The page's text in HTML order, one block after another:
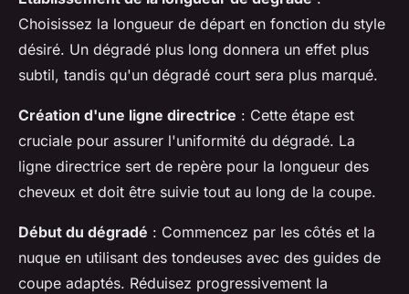
Choisissez la longueur de départ en fonction du style
désiré. Un dégradé plus long donnera un effet plus
subtil, tandis qu'un dégradé court sera plus marqué.
Création d'une ligne directrice : Cette étape est
cruciale pour assurer l'uniformité du dégradé. La
ligne directrice sert de repère pour la longueur des
cheveux et doit être suivie tout au long de la coupe.
Début du dégradé : Commencez par les côtés et la
nuque en utilisant des tondeuses avec des guides de
coupe adaptés. Réduisez progressivement la